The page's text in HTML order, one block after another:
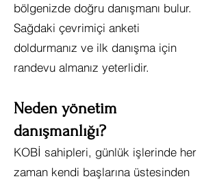
bölgenizde doğru danışmanı bulur.
Sağdaki çevrimiçi anketi
doldurmanız ve ilk danışma için
randevu almanız yeterlidir.
Neden yönetim
danışmanlığı?
KOBİ sahipleri, günlük işlerinde her
zaman kendi başlarına üstesinden